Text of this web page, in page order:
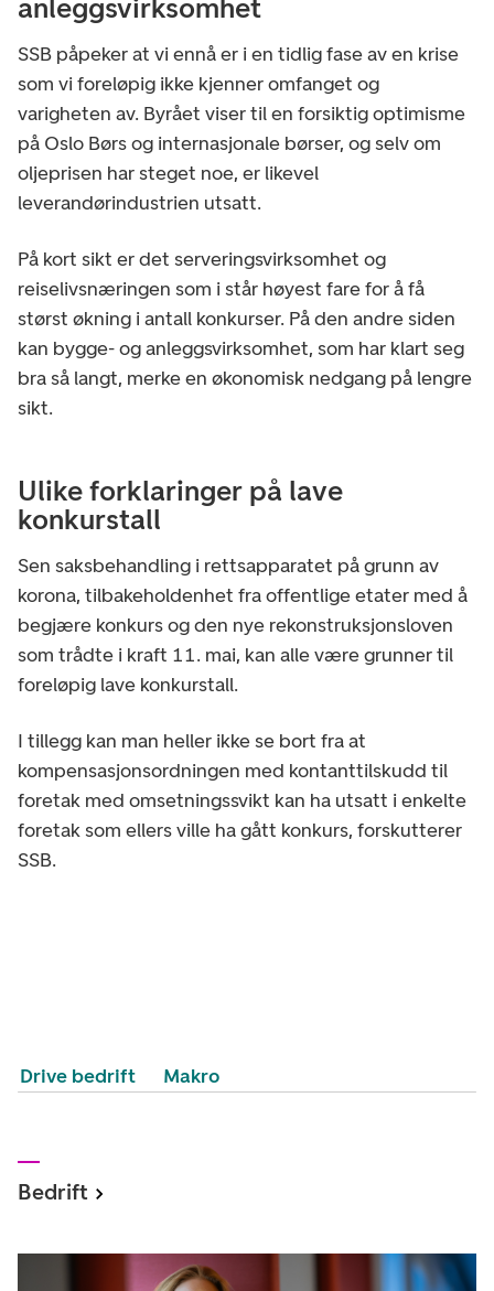
anleggsvirksomhet
SSB påpeker at vi ennå er i en tidlig fase av en krise
som vi foreløpig ikke kjenner omfanget og
varigheten av. Byrået viser til en forsiktig optimisme
på Oslo Børs og internasjonale børser, og selv om
oljeprisen har steget noe, er likevel
leverandørindustrien utsatt.
På kort sikt er det serveringsvirksomhet og
reiselivsnæringen som i står høyest fare for å få
størst økning i antall konkurser. På den andre siden
kan bygge- og anleggsvirksomhet, som har klart seg
bra så langt, merke en økonomisk nedgang på lengre
sikt.
Ulike forklaringer på lave
konkurstall
Sen saksbehandling i rettsapparatet på grunn av
korona, tilbakeholdenhet fra offentlige etater med å
begjære konkurs og den nye rekonstruksjonsloven
som trådte i kraft 11. mai, kan alle være grunner til
foreløpig lave konkurstall.
I tillegg kan man heller ikke se bort fra at
kompensasjonsordningen med kontanttilskudd til
foretak med omsetningssvikt kan ha utsatt i enkelte
foretak som ellers ville ha gått konkurs, forskutterer
SSB.
Drive bedrift Makro
Bedrift